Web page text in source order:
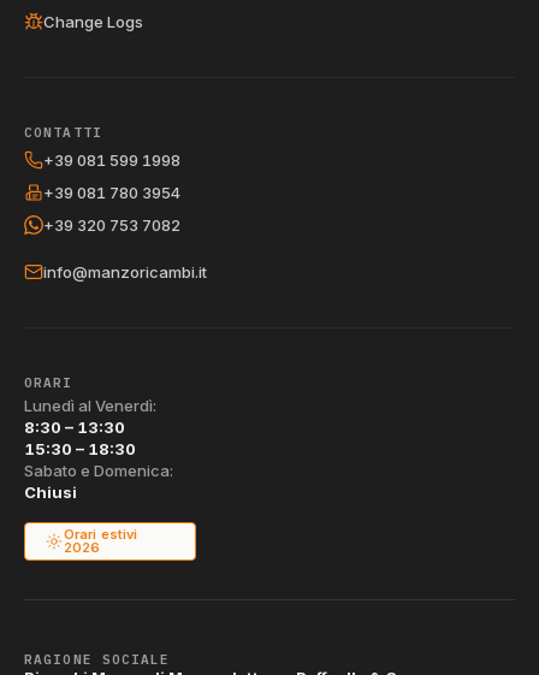
Change Logs
CONTATTI
+39 081 599 1998
+39 081 780 3954
+39 320 753 7082
info@manzoricambi.it
ORARI
Lunedì al Venerdì:
8:30 – 13:30
15:30 – 18:30
Sabato e Domenica:
Chiusi
Orari estivi
2026
RAGIONE SOCIALE